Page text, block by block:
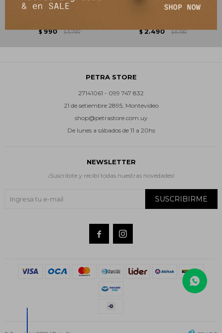
$ 990 $ 5.790 $ 2.490 $ 6.190
PETRA STORE
27141061 - 099 747 832
21 de setiembre 2895, Montevideo
shop@petrastore.com.uy
De lunes a sábados de 11 a 20hs
NEWSLETTER
¡Suscribite y recibí todas nuestras novedades!
SUSCRIBIRME
 